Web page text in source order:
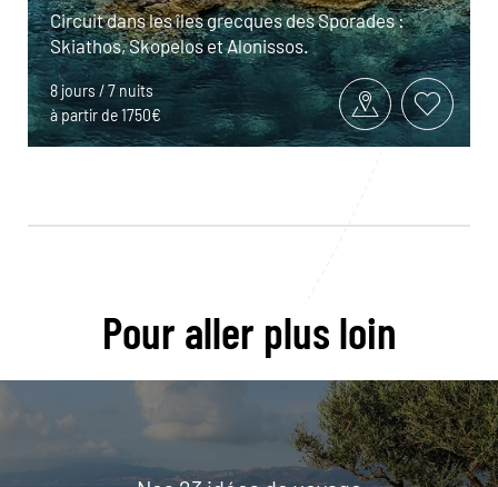
Circuit dans les îles grecques des Sporades :
Skiathos, Skopelos et Alonissos.
8 jours / 7 nuits
à partir de 1750€
Pour aller plus loin